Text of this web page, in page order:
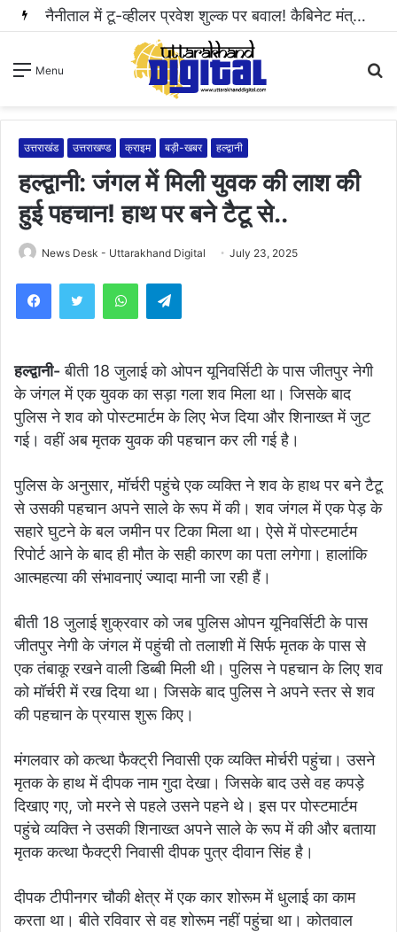
नैनीताल में टू-व्हीलर प्रवेश शुल्क पर बवाल! कैबिनेट मंत्री राम सिंह कैड़ा ने रुकवाई वसूली..
Menu
उत्तराखंड उत्तराखण्ड क्राइम बड़ी-खबर हल्द्वानी
हल्द्वानी: जंगल में मिली युवक की लाश की
हुई पहचान! हाथ पर बने टैटू से..
News Desk - Uttarakhand Digital July 23, 2025
WhatsAppTelegram
हल्द्वानी-बीती 18 जुलाई को ओपन यूनिवर्सिटी के पास जीतपुर नेगी
के जंगल में एक युवक का सड़ा गला शव मिला था। जिसके बाद
पुलिस ने शव को पोस्टमार्टम के लिए भेज दिया और शिनाख्त में जुट
गई। वहीं अब मृतक युवक की पहचान कर ली गई है।
पुलिस के अनुसार, मॉर्चरी पहुंचे एक व्यक्ति ने शव के हाथ पर बने टैटू
से उसकी पहचान अपने साले के रूप में की। शव जंगल में एक पेड़ के
सहारे घुटने के बल जमीन पर टिका मिला था। ऐसे में पोस्टमार्टम
रिपोर्ट आने के बाद ही मौत के सही कारण का पता लगेगा। हालांकि
आत्महत्या की संभावनाएं ज्यादा मानी जा रही हैं।
बीती 18 जुलाई शुक्रवार को जब पुलिस ओपन यूनिवर्सिटी के पास
जीतपुर नेगी के जंगल में पहुंची तो तलाशी में सिर्फ मृतक के पास से
एक तंबाकू रखने वाली डिब्बी मिली थी। पुलिस ने पहचान के लिए शव
को मॉर्चरी में रख दिया था। जिसके बाद पुलिस ने अपने स्तर से शव
की पहचान के प्रयास शुरू किए।
मंगलवार को कत्था फैक्ट्री निवासी एक व्यक्ति मोर्चरी पहुंचा। उसने
मृतक के हाथ में दीपक नाम गुदा देखा। जिसके बाद उसे वह कपड़े
दिखाए गए, जो मरने से पहले उसने पहने थे। इस पर पोस्टमार्टम
पहुंचे व्यक्ति ने उसकी शिनाख्त अपने साले के रूप में की और बताया
मृतक कत्था फैक्ट्री निवासी दीपक पुत्र दीवान सिंह है।
दीपक टीपीनगर चौकी क्षेत्र में एक कार शोरूम में धुलाई का काम
करता था। बीते रविवार से वह शोरूम नहीं पहुंचा था। कोतवाल